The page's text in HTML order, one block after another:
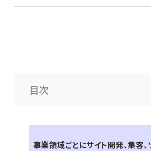
目次
事業領域ごとにサイト開発、集客